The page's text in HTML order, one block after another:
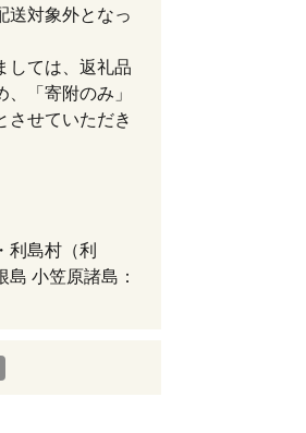
送対象外となっ
しては、返礼品
「寄附のみ」
させていただき
利島村（利
小笠原諸島：